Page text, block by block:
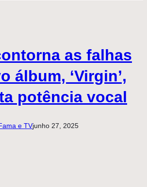
as falhas
álbum, ‘Virgin’,
potência vocal
e TVjunho 27, 2025